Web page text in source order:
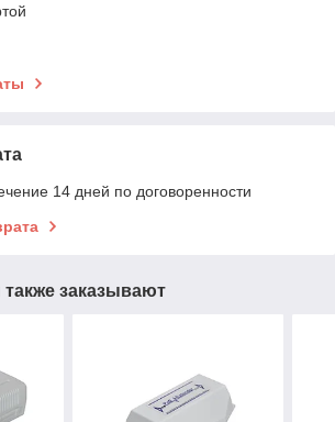
14 дней по договоренности
заказывают